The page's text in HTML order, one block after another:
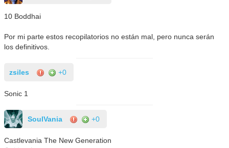
10 Boddhai
Por mi parte estos recopilatorios no están mal, pero nunca serán
los definitivos.
zsiles +0
Sonic 1
SoulVania +0
Castlevania The New Generation